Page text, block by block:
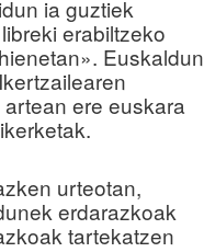
ia guztiek
erabiltzeko
Euskaldun
ere euskara
urteotan,
erdarazkoak
tartekatzen